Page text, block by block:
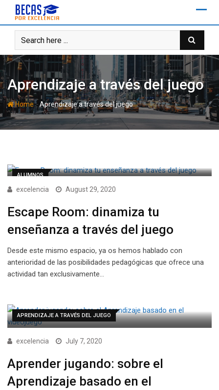
content
Aprendizaje a través del juego
Home-Aprendizaje a través del juego
ALUMNOS
excelencia August 29, 2020
Escape Room: dinamiza tu
enseñanza a través del juego
Desde este mismo espacio, ya os hemos hablado con
anterioridad de las posibilidades pedagógicas que ofrece una
actividad tan exclusivamente…
APRENDIZAJE A TRAVÉS DEL JUEGO
excelencia July 7, 2020
Aprender jugando: sobre el
Aprendizaje basado en el